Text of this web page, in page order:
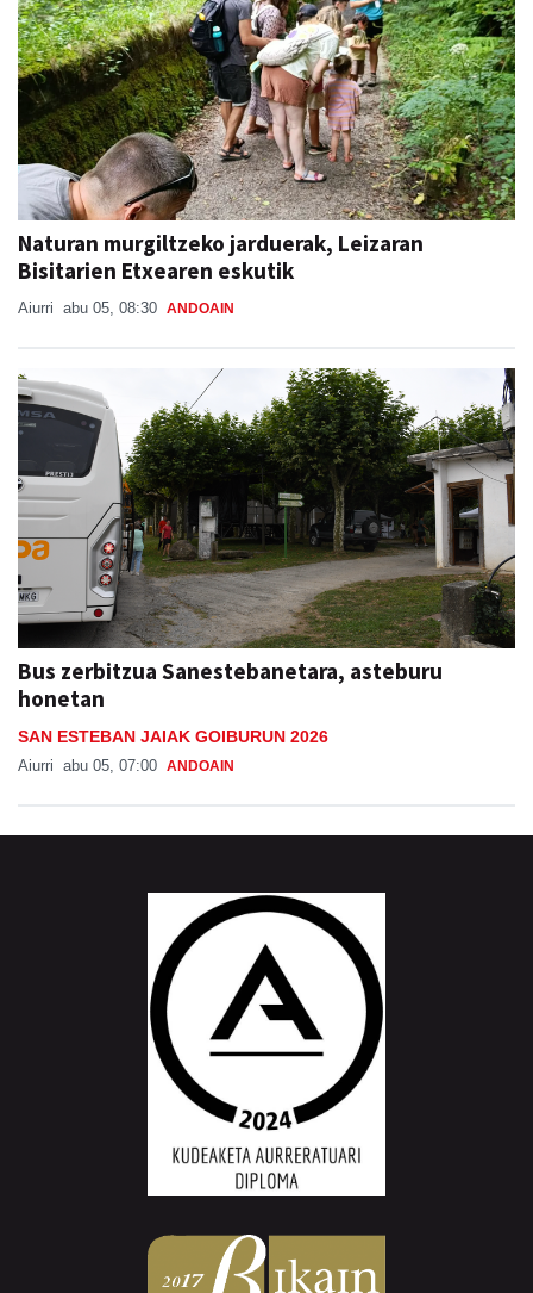
Naturan murgiltzeko jarduerak, Leizaran
Bisitarien Etxearen eskutik
Aiurri abu 05, 08:30 ANDOAIN
Bus zerbitzua Sanestebanetara, asteburu
honetan
SAN ESTEBAN JAIAK GOIBURUN 2026
Aiurri abu 05, 07:00 ANDOAIN